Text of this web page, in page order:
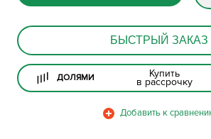
БЫСТРЫЙ ЗАКАЗ
ДОЛЯМИ Купить
в рассрочку